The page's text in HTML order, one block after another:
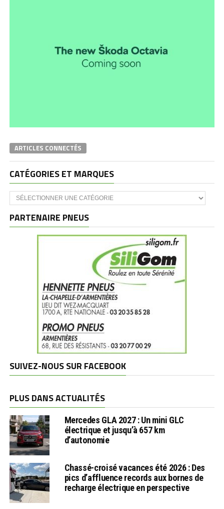
ARTICLES CONNECTÉS
CATÉGORIES ET MARQUES
Catégories
et
PARTENAIRE PNEUS
SUIVEZ-NOUS SUR FACEBOOK
PLUS DANS ACTUALITÉS
Mercedes GLA 2027 : Un mini GLC
électrique et jusqu’à 657 km
d’autonomie
Chassé-croisé vacances été 2026 : Des
pics d’affluence records aux bornes de
recharge électrique en perspective